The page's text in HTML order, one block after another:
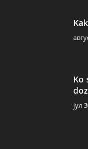
Ko
јул